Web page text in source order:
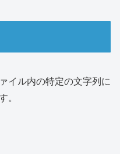
イル内の特定の文字列に